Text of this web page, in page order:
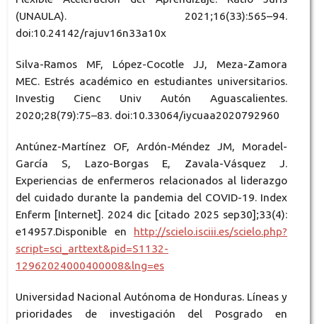
(UNAULA). 2021;16(33):565–94.
doi:10.24142/rajuv16n33a10x
Silva-Ramos MF, López-Cocotle JJ, Meza-Zamora
MEC. Estrés académico en estudiantes universitarios.
Investig Cienc Univ Autón Aguascalientes.
2020;28(79):75–83. doi:10.33064/iycuaa2020792960
Antúnez-Martínez OF, Ardón-Méndez JM, Moradel-
García S, Lazo-Borgas E, Zavala-Vásquez J.
Experiencias de enfermeros relacionados al liderazgo
del cuidado durante la pandemia del COVID-19. Index
Enferm [Internet]. 2024 dic [citado 2025 sep30];33(4):
e14957.Disponible en http://scielo.isciii.es/scielo.php?
script=sci_arttext&pid=S1132-
12962024000400008&lng=es
Universidad Nacional Autónoma de Honduras. Líneas y
prioridades de investigación del Posgrado en